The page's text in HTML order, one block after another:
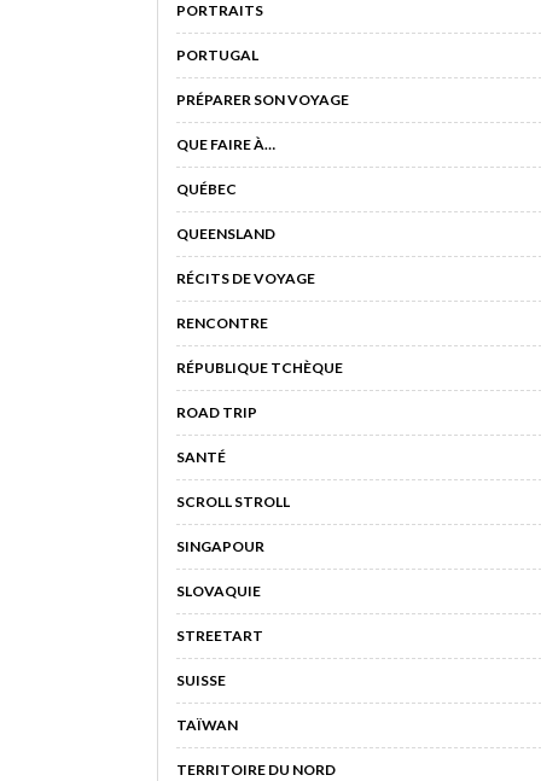
PORTRAITS
PORTUGAL
PRÉPARER SON VOYAGE
QUE FAIRE À…
QUÉBEC
QUEENSLAND
RÉCITS DE VOYAGE
RENCONTRE
RÉPUBLIQUE TCHÈQUE
ROAD TRIP
SANTÉ
SCROLL STROLL
SINGAPOUR
SLOVAQUIE
STREETART
SUISSE
TAÏWAN
TERRITOIRE DU NORD